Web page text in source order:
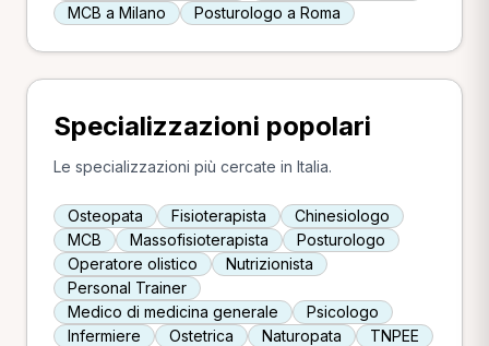
MCB a Milano
Posturologo a Roma
Specializzazioni popolari
Le specializzazioni più cercate in Italia.
Osteopata Fisioterapista
Chinesiologo
MCB
Massofisioterapista
Posturologo
Operatore olistico
Nutrizionista
Personal Trainer
Medico di medicina generale
Psicologo
Infermiere
Ostetrica Naturopata
TNPEE